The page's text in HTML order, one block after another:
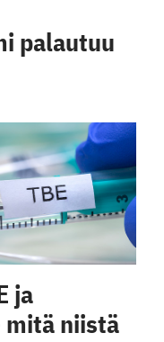
palautuu
ja
niistä